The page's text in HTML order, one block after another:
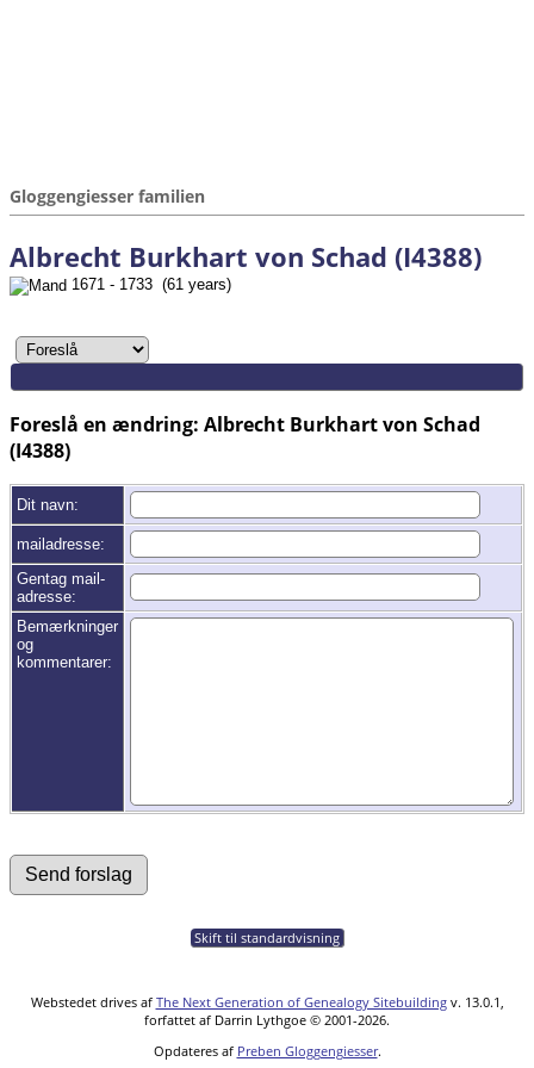
Gloggengiesser familien
Albrecht Burkhart von Schad (I4388)
1671 - 1733 (61 years)
Foreslå en ændring: Albrecht Burkhart von Schad
(I4388)
Dit navn:
mailadresse:
Gentag mail-
adresse:
Bemærkninger
og
kommentarer:
Skift til standardvisning
Webstedet drives af The Next Generation of Genealogy Sitebuildingv. 13.0.1,
forfattet af Darrin Lythgoe © 2001-2026.
Opdateres af Preben Gloggengiesser.